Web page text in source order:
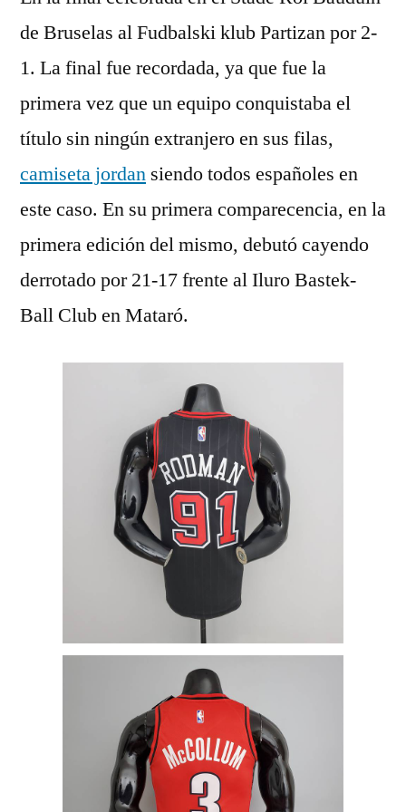
de Bruselas al Fudbalski klub Partizan por 2-
1. La final fue recordada, ya que fue la
primera vez que un equipo conquistaba el
título sin ningún extranjero en sus filas,
camiseta jordan siendo todos españoles en
este caso. En su primera comparecencia, en la
primera edición del mismo, debutó cayendo
derrotado por 21-17 frente al Iluro Bastek-
Ball Club en Mataró.